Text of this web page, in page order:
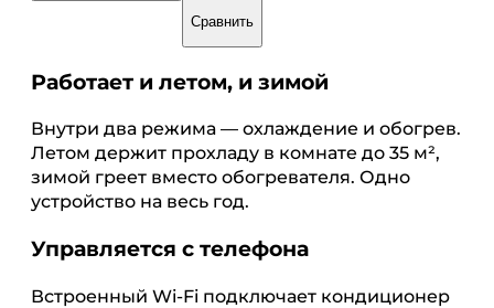
Сравнить
Работает и летом, и зимой
Внутри два режима — охлаждение и обогрев.
Летом держит прохладу в комнате до 35 м²,
зимой греет вместо обогревателя. Одно
устройство на весь год.
Управляется с телефона
Встроенный Wi-Fi подключает кондиционер